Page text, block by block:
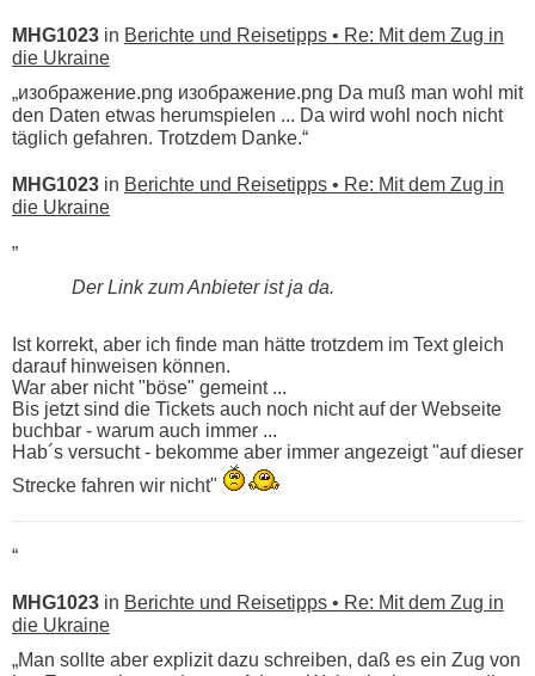
MHG1023 in Berichte und Reisetipps • Re: Mit dem Zug in
die Ukraine
„изображение.png изображение.png Da muß man wohl mit
den Daten etwas herumspielen ... Da wird wohl noch nicht
täglich gefahren. Trotzdem Danke.“
MHG1023 in Berichte und Reisetipps • Re: Mit dem Zug in
die Ukraine
„
Der Link zum Anbieter ist ja da.
Ist korrekt, aber ich finde man hätte trotzdem im Text gleich
darauf hinweisen können.
War aber nicht "böse" gemeint ...
Bis jetzt sind die Tickets auch noch nicht auf der Webseite
buchbar - warum auch immer ...
Hab´s versucht - bekomme aber immer angezeigt "auf dieser
Strecke fahren wir nicht"
“
MHG1023 in Berichte und Reisetipps • Re: Mit dem Zug in
die Ukraine
„Man sollte aber explizit dazu schreiben, daß es ein Zug von